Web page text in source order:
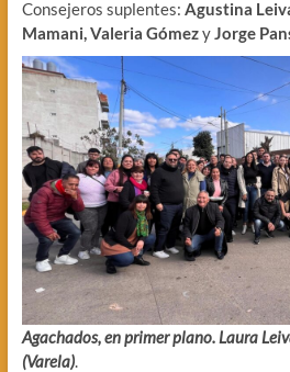
Consejeros suplentes: Agustina
Mamani, Valeria GómezyJorge
Agachados, en primer plano. Laura
(Varela).